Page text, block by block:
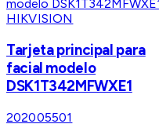
HIKVISION
Tarjeta principal para
facial modelo
DSK1T342MFWXE1
202005501